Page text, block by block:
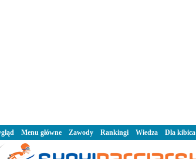
Menu główne Zawody Rankingi Wiedza Dla kibica